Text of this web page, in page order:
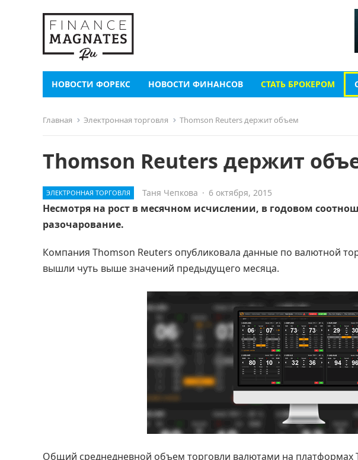
НОВОСТИ ФОРЕКС НОВОСТИ ФИНАНСОВ СТАТЬ БРОКЕРОМ
Главная Электронная торговля Thomson Reuters держит объем
Thomson Reuters держит
ЭЛЕКТРОННАЯ ТОРГОВЛЯ Таня Чепкова · 6 октября, 2015
Несмотря на рост в месячном исчислении, в годовом
разочарование.
Компания Thomson Reuters опубликовала данные по валютной
вышли чуть выше значений предыдущего месяца.
Общий среднедневной объем торговли валютами на платформах